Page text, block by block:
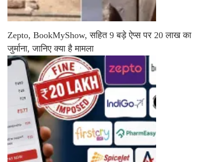
Zepto, BookMyShow, सहित 9 बड़े ऐप्स पर 20 लाख का
जुर्माना, जानिए क्या है मामला